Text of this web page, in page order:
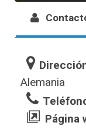
Alemania
Página